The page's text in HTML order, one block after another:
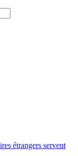
étrangers servent